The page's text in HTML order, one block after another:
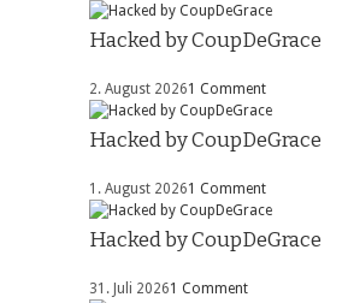
Hacked by CoupDeGrace
2. August 20261 Comment
Hacked by CoupDeGrace
1. August 20261 Comment
Hacked by CoupDeGrace
31. Juli 20261 Comment